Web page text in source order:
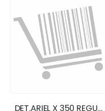
DET.ARIEL X 350 REGULAR